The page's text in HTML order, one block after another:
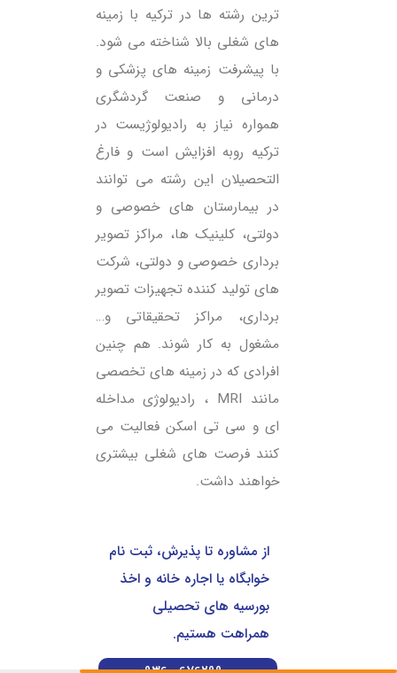
ترین رشته ها در ترکیه با زمینه
های شغلی بالا شناخته می شود.
با پیشرفت زمینه های پزشکی و
درمانی و صنعت گردشگری
همواره نیاز به رادیولوژیست در
ترکیه روبه افزایش است و فارغ
التحصیلان این رشته می توانند
در بیمارستان های خصوصی و
دولتی، کلینیک ها، مراکز تصویر
برداری خصوصی و دولتی، شرکت
های تولید کننده تجهیزات تصویر
برداری، مراکز تحقیقاتی و…
مشغول به کار شوند. هم چنین
افرادی که در زمینه های تخصصی
مانند MRI ، رادیولوژی مداخله
ای و سی تی اسکن فعالیت می
کنند فرصت های شغلی بیشتری
خواهند داشت.
از مشاوره تا پذیرش، ثبت نام
خوابگاه یا اجاره خانه و اخذ
بورسیه های تحصیلی
همراهت هستیم.